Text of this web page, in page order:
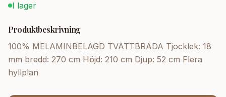
I lager
Produktbeskrivning
100% MELAMINBELAGD TVÄTTBRÄDA Tjocklek: 18
mm bredd: 270 cm Höjd: 210 cm Djup: 52 cm Flera
hyllplan